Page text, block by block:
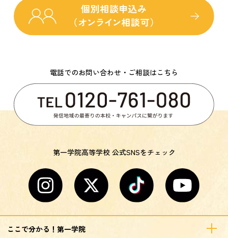
電話でのお問い合わせ・ご相談はこちら
第一学院高等学校 公式SNSをチェック
ここで分かる！第一学院